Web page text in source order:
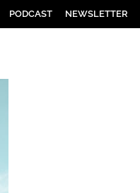
PODCAST NEWSLETTER